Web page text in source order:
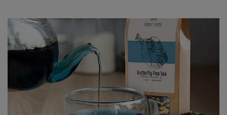
Thé Butterfly Pea - le thé bleu de Clitoria ternatea.
Découvrez ses propriétés et ses utilisations !
Le thé peut-il encore nous surprendre ? Il s'avère que oui